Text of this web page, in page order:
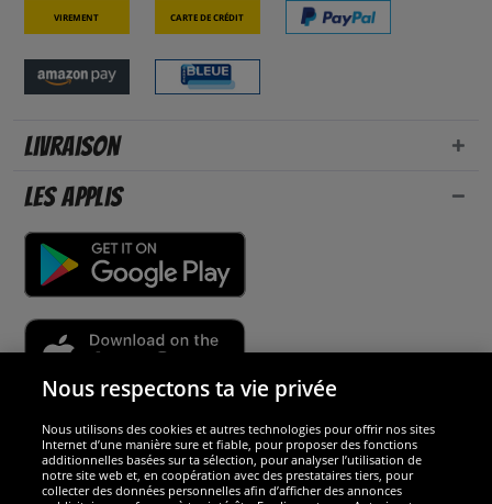
Virement Carte de crédit
Livraison
Les applis
Sécurité
Nous sommes excellents
Nous respectons ta vie privée
Nous utilisons des cookies et autres technologies pour offrir nos sites
Internet d’une manière sure et fiable, pour proposer des fonctions
additionnelles basées sur ta sélection, pour analyser l’utilisation de
notre site web et, en coopération avec des prestataires tiers, pour
collecter des données personnelles afin d’afficher des annonces